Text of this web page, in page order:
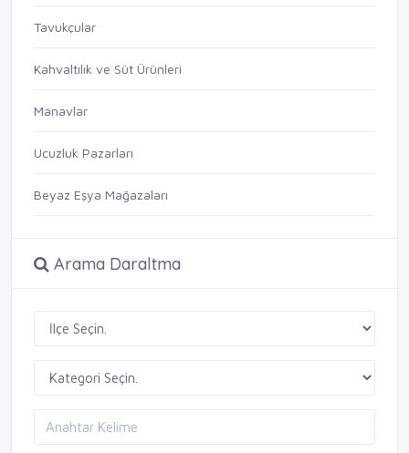
Tavukçular
Kahvaltılık ve Süt Ürünleri
Manavlar
Ucuzluk Pazarları
Beyaz Eşya Mağazaları
Arama Daraltma